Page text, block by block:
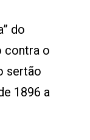
do
contra o
sertão
1896 a